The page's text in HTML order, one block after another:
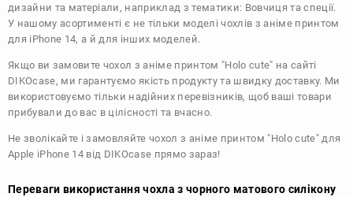
дизайни та матеріали, наприклад з тематики: Вовчиця та спеції.
У нашому асортименті є не тільки моделі чохлів з аніме принтом
для iPhone 14, а й для інших моделей.
Якщо ви замовите чохол з аніме принтом "Holo cute" на сайті
DIKOcase, ми гарантуємо якість продукту та швидку доставку. Ми
використовуємо тільки надійних перевізників, щоб ваші товари
прибували до вас в цілісності та вчасно.
Не зволікайте і замовляйте чохол з аніме принтом "Holo cute" для
Apple iPhone 14 від DIKOcase прямо зараз!
Переваги використання чохла з чорного матового силікону